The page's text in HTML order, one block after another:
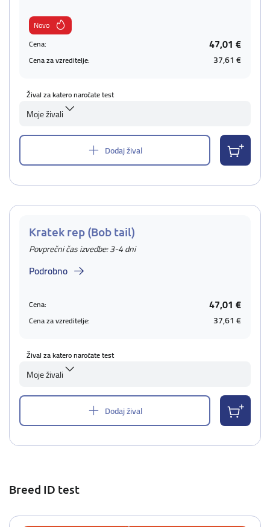
Novo
Cena:
47,01 €
Cena za vzreditelje: 37,61 €
Žival za katero naročate test
Moje živali
Dodaj žival
Kratek rep (Bob tail)
Povprečni čas izvedbe: 3-4 dni
Podrobno
Cena: 47,01 €
Cena za vzreditelje: 37,61 €
Žival za katero naročate test
Moje živali
Dodaj žival
Breed ID test